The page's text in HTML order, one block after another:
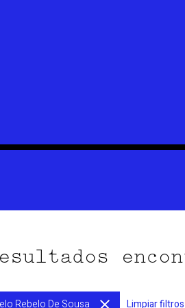
Rebelo De Sousa Limpiar filtros